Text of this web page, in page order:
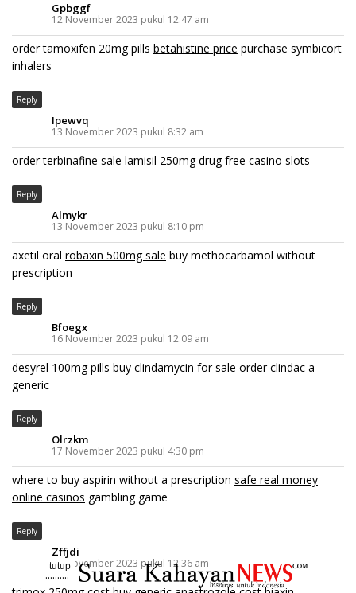
Gpbggf
12 November 2023 pukul 12:47 am
order tamoxifen 20mg pills betahistine price purchase symbicort
inhalers
Reply
Ipewvq
13 November 2023 pukul 8:32 am
order terbinafine sale lamisil 250mg drugfree casino slots
Reply
Almykr
13 November 2023 pukul 8:10 pm
axetil oral robaxin 500mg sale buy methocarbamol without
prescription
Reply
Bfoegx
16 November 2023 pukul 12:09 am
desyrel 100mg pills buy clindamycin for sale order clindac a
generic
Reply
Olrzkm
17 November 2023 pukul 4:30 pm
where to buy aspirin without a prescription safe real money
online casinos gambling game
Reply
Zffjdi
19 November 2023 pukul 12:36 am
tutup
..........